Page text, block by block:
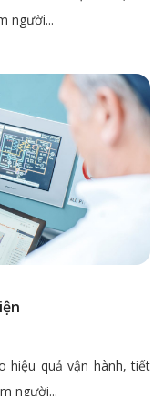
người...
hiệu quả vận hành, tiết
người...